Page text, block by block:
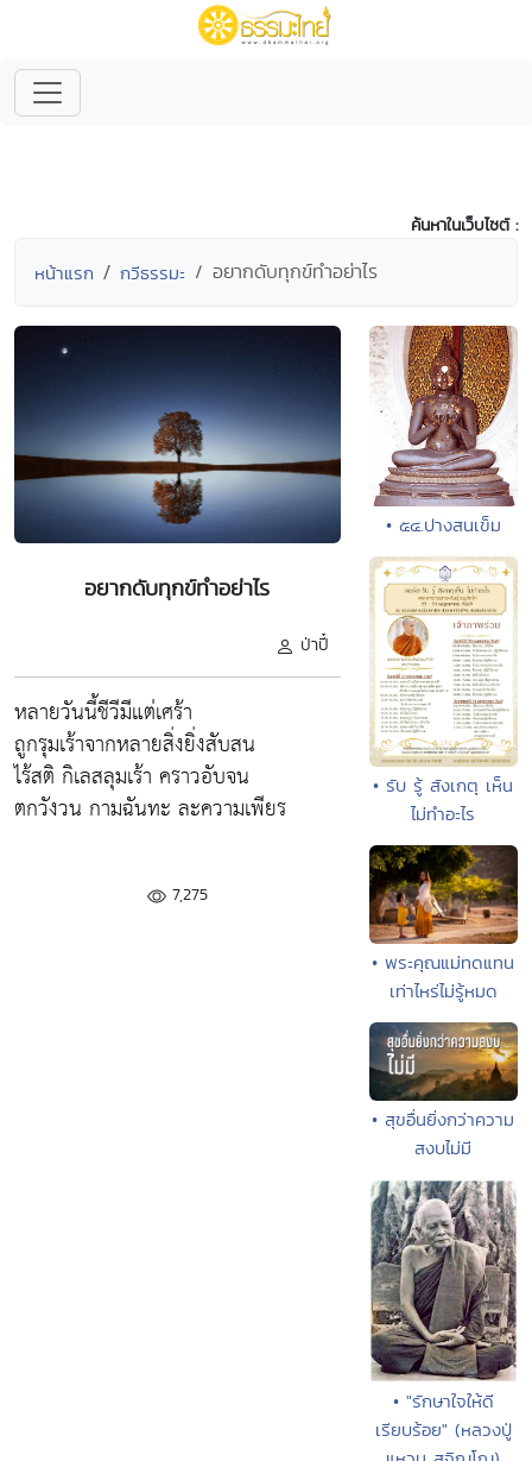
ค้นหาในเว็บไซต์ :
หน้าแรก กวีธรรมะ อยากดับทุกข์ทำอย่าไร
อยากดับทุกข์ทำอย่าไร
ป่าปี๋
หลายวันนี้ชีวีมีแต่เศร้า
ถูกรุมเร้าจากหลายสิ่งยิ่งสับสน
ไร้สติ กิเลสลุมเร้า คราวอับจน
ตกวังวน กามฉันทะ ละความเพียร
7,275
• ๕๔.ปางสนเข็ม
• รับ รู้ สังเกตุ เห็น
ไม่ทำอะไร
• พระคุณแม่ทดแทน
เท่าไหร่ไม่รู้หมด
• สุขอื่นยิ่งกว่าความ
สงบไม่มี
• "รักษาใจให้ดี
เรียบร้อย" (หลวงปู่